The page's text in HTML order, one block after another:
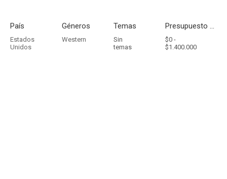
País
Estados
Unidos
Géneros
Western
Temas
Sin
temas
Presupuesto - Ingresos
$0 -
$1.400.000